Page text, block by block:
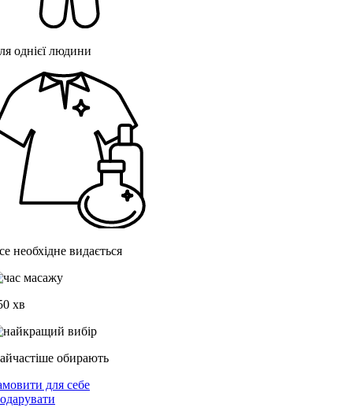
однієї людини
необхідне видається
хв
обирають
для себе